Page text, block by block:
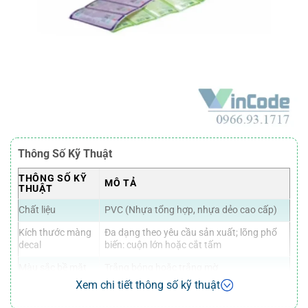
Thông Số Kỹ Thuật
THÔNG SỐ KỸ
THUẬT
MÔ TẢ
Chất liệu
PVC (Nhựa tổng hợp, nhựa dẻo cao cấp)
Kích thước màng
decal
Đa dạng theo yêu cầu sản xuất; lõng phổ
biến: cuộn lớn hoặc cắt tấm
Đế trắng mỏng (đế Lac-xin, bán trong suốt)
Xem chi tiết thông số kỹ thuật